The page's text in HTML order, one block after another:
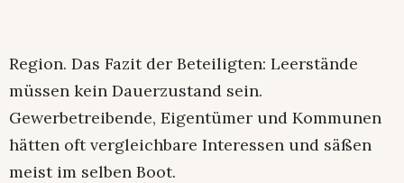
Region. Das Fazit der Beteiligten: Leerstände
müssen kein Dauerzustand sein.
Gewerbetreibende, Eigentümer und Kommunen
hätten oft vergleichbare Interessen und säßen
meist im selben Boot.